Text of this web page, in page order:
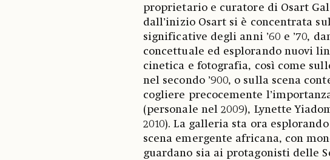
proprietario e curatore di Osart
dall’inizio Osart si è concentrata
significative degli anni ’60 e ’70,
concettuale ed esplorando nuovi
cinetica e fotografia, così come
nel secondo ’900, o sulla scena
cogliere precocemente
(personale nel 2009), Lynette
2010). La galleria sta ora
scena emergente africana, con
guardano sia ai protagonisti delle